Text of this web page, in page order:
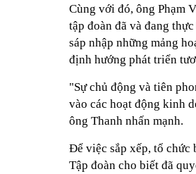
Cùng với đó, ông Phạm
tập đoàn đã và đang
sáp nhập những mảng
định hướng phát triển
"Sự chủ động và tiên
vào các hoạt động kinh
ông Thanh nhấn mạnh.
Để việc sắp xếp, tổ chức
Tập đoàn cho biết đã